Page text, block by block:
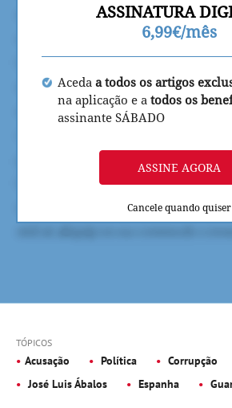
ASSINATURA
6,99€/mês
Aceda a todos os artigos
na aplicação e a todos os
assinante SÁBADO
ASSINE AGORA
Cancele quando quiser
TÓPICOS
Acusação Política Corrupção
José Luis Ábalos
Espanha